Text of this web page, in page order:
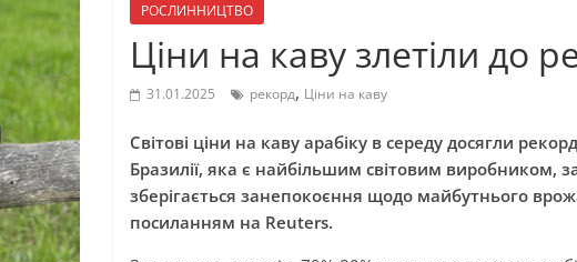
РОСЛИННИЦТВО
Ціни на каву злетіли до
31.01.2025 рекорд, Ціни на каву
Світові ціни на каву арабіку в середу досягли
Бразилії, яка є найбільшим світовим виробником,
зберігається занепокоєння щодо майбутнього
посиланням на Reuters.